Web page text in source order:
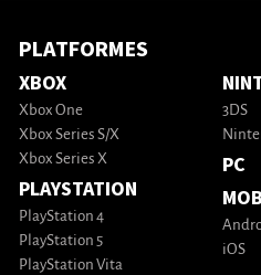
PLATFORMES
XBOX
Xbox One
Xbox Series S/X
Xbox Series X
PLAYSTATION
PlayStation 4
PlayStation 5
PlayStation Vita
3DS
PC
iOS